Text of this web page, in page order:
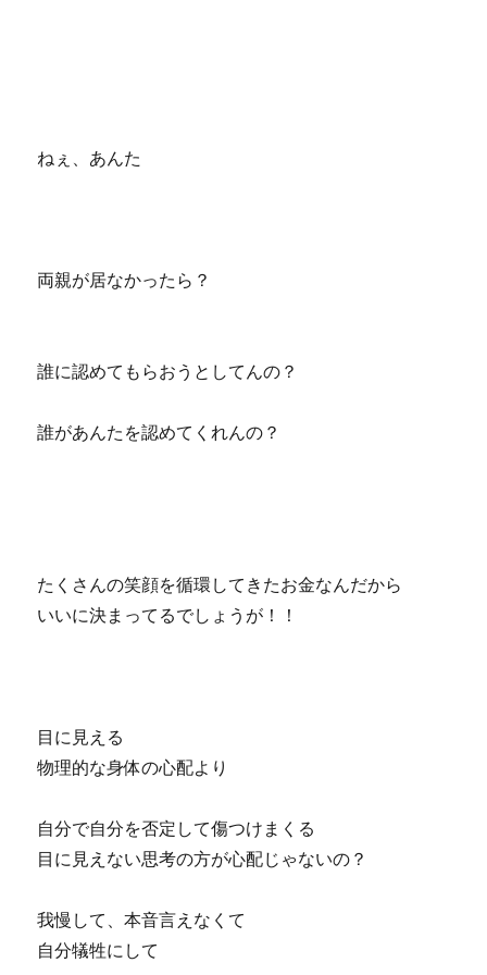
ねぇ、あんた
両親が居なかったら？
誰に認めてもらおうとしてんの？
誰があんたを認めてくれんの？
たくさんの笑顔を循環してきたお金なんだから
いいに決まってるでしょうが！！
目に見える
物理的な身体の心配より
自分で自分を否定して傷つけまくる
目に見えない思考の方が心配じゃないの？
我慢して、本音言えなくて
自分犠牲にして